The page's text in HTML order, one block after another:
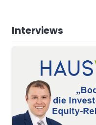
Interviews